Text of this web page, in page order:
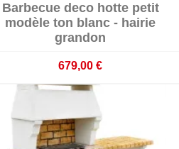
Livré sous 20 jours ouvrés
Barbecue deco hotte petit
modèle ton blanc - hairie
grandon
679,00 €